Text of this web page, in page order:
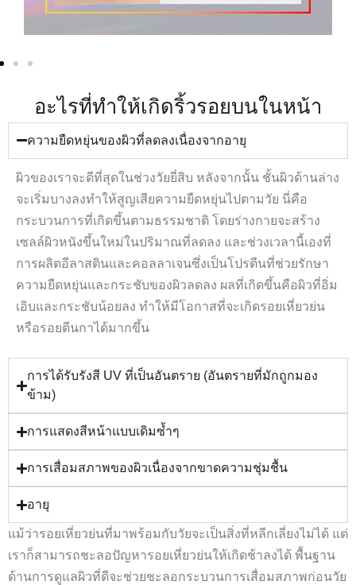
อะไรที่ทำให้เกิดริ้วรอยบนในหน้า
ความยืดหยุ่นของผิวที่ลดลงเนื่องจากอายุ
ผิวของเราจะดีที่สุดในช่วงวัยยี่สิบ หลังจากนั้น ชั้นผิวด้านล่าง
จะเริ่มบางลงทำให้สูญเสียความยืดหยุ่นไปตามวัย นี่คือ
กระบวนการที่เกิดขึ้นตามธรรมชาติ โดยร่างกายจะสร้าง
เซลล์ผิวหนังขึ้นใหม่ในปริมาณที่ลดลง และช่วงเวลานี้เองที่
การผลิตอีลาสตินและคอลลาเจนซึ่งเป็นโปรตีนที่ช่วยรักษา
ความยืดหยุ่นและกระชับของผิวลดลง ผลที่เกิดขึ้นคือผิวที่อิ่ม
เอิบและกระชับน้อยลง ทำให้มีโอกาสที่จะเกิดรอยเหี่ยวย่น
หรือรอยตีนกาได้มากขึ้น
การได้รับรังสี UV ที่เป็นอันตราย (อันตรายที่มักถูกมอง
ข้าม)
การแสดงสีหน้าแบบเดิมซ้ำๆ
การเสื่อมสภาพของผิวเนื่องจากขาดความชุ่มชื้น
อายุ
แม้ว่ารอยเหี่ยวย่นที่มาพร้อมกับวัยจะเป็นสิ่งที่หลีกเลี่ยงไม่ได้ แต่
เราก็สามารถชะลอปัญหารอยเหี่ยวย่นให้เกิดช้าลงได้ พื้นฐาน
ด้านการดูแลผิวที่ดีจะช่วยชะลอกระบวนการเสื่อมสภาพก่อนวัย